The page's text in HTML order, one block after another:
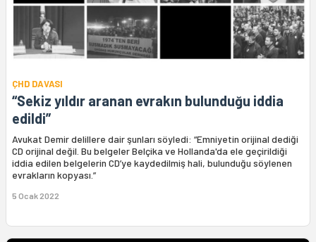
ÇHD DAVASI
“Sekiz yıldır aranan evrakın bulunduğu iddia
edildi”
Avukat Demir delillere dair şunları söyledi: “Emniyetin orijinal dediği
CD orijinal değil. Bu belgeler Belçika ve Hollanda'da ele geçirildiği
iddia edilen belgelerin CD’ye kaydedilmiş hali, bulunduğu söylenen
evrakların kopyası.”
5 Ocak 2022